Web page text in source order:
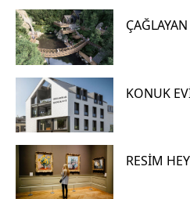
KONUK
RESİM